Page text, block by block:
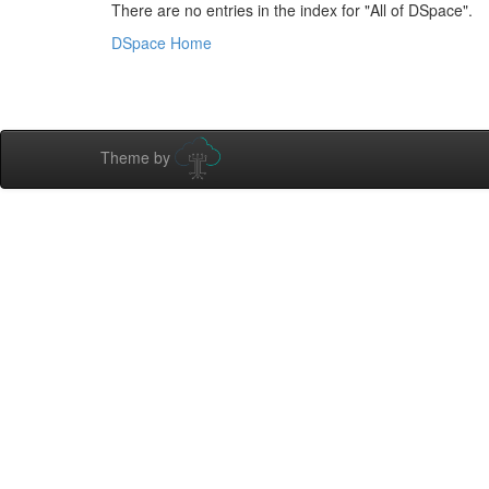
There are no entries in the index for "All of DSpace".
DSpace Home
Theme by